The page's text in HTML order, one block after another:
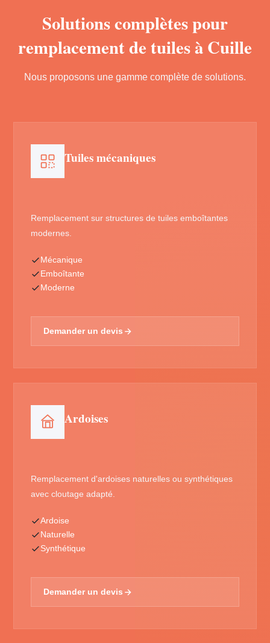
Solutions complètes pour
remplacement de tuiles à Cuille
Nous proposons une gamme complète de solutions.
Tuiles mécaniques
Remplacement sur structures de tuiles emboîtantes
modernes.
Mécanique
Emboîtante
Moderne
Demander un devis
Ardoises
Remplacement d'ardoises naturelles ou synthétiques
avec cloutage adapté.
Ardoise
Naturelle
Synthétique
Demander un devis